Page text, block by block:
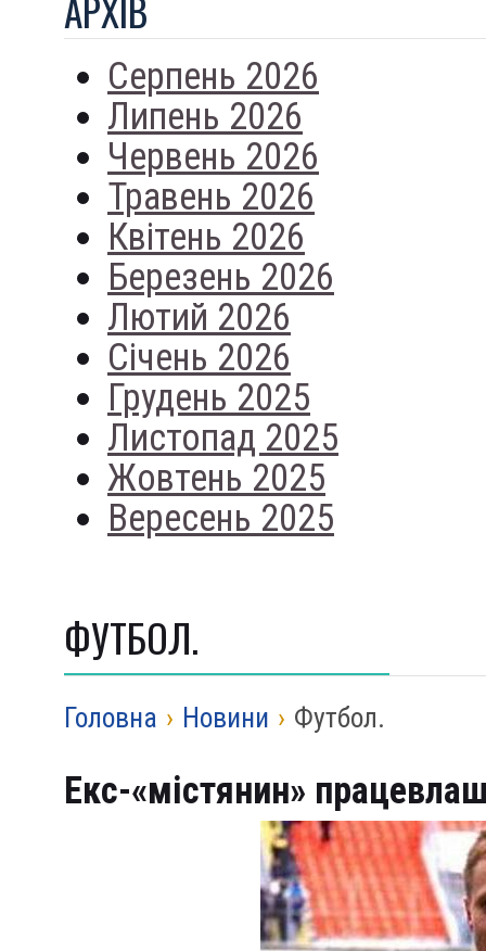
Серпень 2026
Липень 2026
Червень 2026
Травень 2026
Квітень 2026
Березень 2026
Лютий 2026
Січень 2026
Грудень 2025
Листопад 2025
Жовтень 2025
Вересень 2025
ФУТБОЛ.
Головна › Новини › Футбол.
Екс-«містянин»